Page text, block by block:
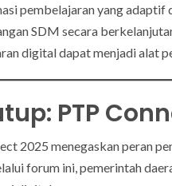
pembelajaran yang adaptif
SDM secara
digital dapat menjadi alat
PTP
2025 menegaskan peran
forum ini, pemerintah